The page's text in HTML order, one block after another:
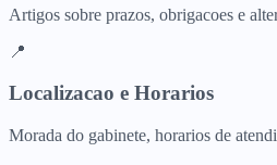
Artigos sobre prazos, obrigacoes e
📍
Localizacao e Horarios
Morada do gabinete, horarios de